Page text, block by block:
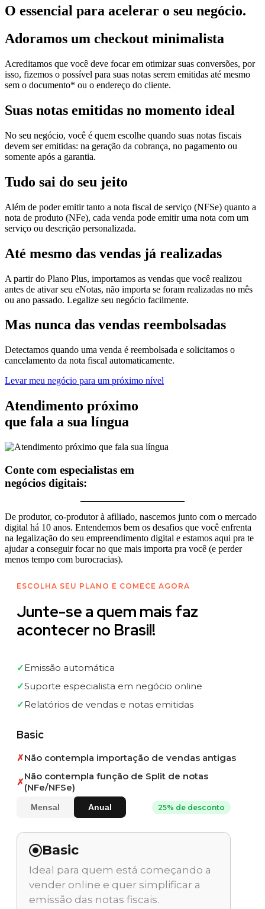
O essencial para acelerar o seu negócio.
Adoramos um checkout minimalista
Acreditamos que você deve focar em otimizar suas conversões, por
isso, fizemos o possível para suas notas serem emitidas até mesmo
sem o documento* ou o endereço do cliente.
Suas notas emitidas no momento ideal
No seu negócio, você é quem escolhe quando suas notas fiscais
devem ser emitidas: na geração da cobrança, no pagamento ou
somente após a garantia.
Tudo sai do seu jeito
Além de poder emitir tanto a nota fiscal de serviço (NFSe) quanto a
nota de produto (NFe), cada venda pode emitir uma nota com um
serviço ou descrição personalizada.
Até mesmo das vendas já realizadas
A partir do Plano Plus, importamos as vendas que você realizou
antes de ativar seu eNotas, não importa se foram realizadas no mês
ou ano passado. Legalize seu negócio facilmente.
Mas nunca das vendas reembolsadas
Detectamos quando uma venda é reembolsada e solicitamos o
cancelamento da nota fiscal automaticamente.
Levar meu negócio para um próximo nível
Atendimento próximo
que fala a sua língua
Conte com especialistas em
negócios digitais:
De produtor, co-produtor à afiliado, nascemos junto com o mercado
digital há 10 anos. Entendemos bem os desafios que você enfrenta
na legalização do seu empreendimento digital e estamos aqui pra te
ajudar a conseguir focar no que mais importa pra você (e perder
menos tempo com burocracias).
ESCOLHA SEU PLANO E COMECE AGORA
Junte-se a quem mais faz
acontecer no Brasil!
✓Emissão automática
✓Suporte especialista em negócio online
✓Relatórios de vendas e notas emitidas
Basic
✗Não contempla importação de vendas antigas
✗Não contempla função de Split de notas
(NFe/NFSe)
Mensal Anual 25% de desconto
Basic
Ideal para quem está começando a
vender online e quer simplificar a
emissão das notas fiscais.